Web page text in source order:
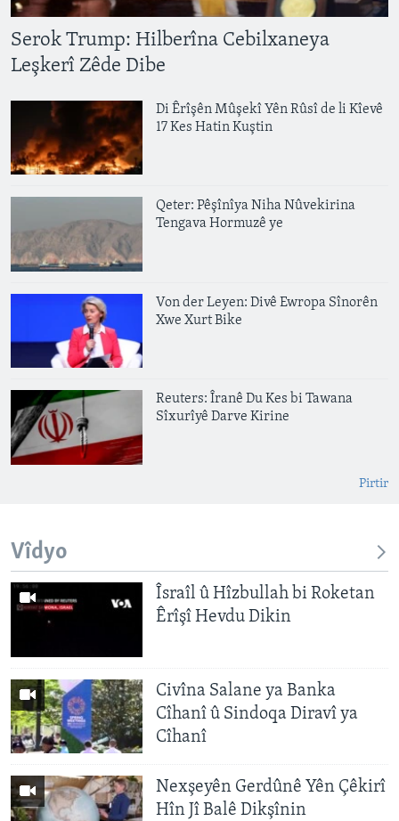
ÇAND Û HUNER
SERNIVÎS
SORANÎ
Learning English
FOLLOW US
Zimanên Din
Serok Trump: Hilberîna Cebilxaneya
Leşkerî Zêde Dibe
Di Êrîşên Mûşekî Yên Rûsî de li Kîevê
17 Kes Hatin Kuştin
Qeter: Pêşînîya Niha Nûvekirina
Tengava Hormuzê ye
Von der Leyen: Divê Ewropa Sînorên
Xwe Xurt Bike
Reuters: Îranê Du Kes bi Tawana
Sîxurîyê Darve Kirine
Pirtir
Vîdyo
Îsraîl û Hîzbullah bi Roketan
Êrîşî Hevdu Dikin
Civîna Salane ya Banka
Cîhanî û Sindoqa Diravî ya
Cîhanî
Nexşeyên Gerdûnê Yên Çêkirî
Hîn Jî Balê Dikşînin